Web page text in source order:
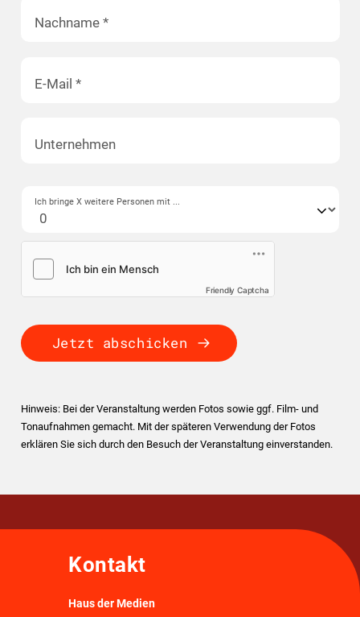
Nachname *
E-Mail *
Unternehmen
Ich bringe X weitere Personen mit ...
Friendly Captcha
Jetzt abschicken
Hinweis: Bei der Veranstaltung werden Fotos sowie ggf. Film- und
Tonaufnahmen gemacht. Mit der späteren Verwendung der Fotos
erklären Sie sich durch den Besuch der Veranstaltung einverstanden.
Kontakt
Haus der Medien